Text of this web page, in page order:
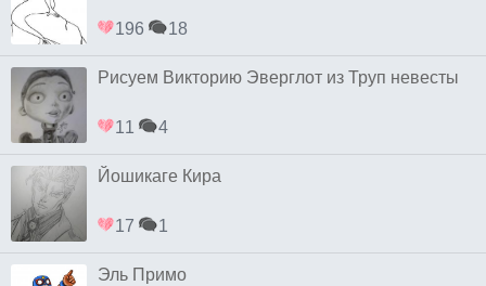
196 18
Рисуем Викторию Эверглот из Труп невесты
11 4
Йошикаге Кира
17 1
Эль Примо